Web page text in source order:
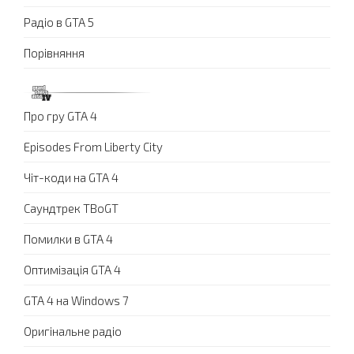
Радіо в GTA 5
Порівняння
Про гру GTA 4
Episodes From Liberty City
Чіт-коди на GTA 4
Саундтрек TBoGT
Помилки в GTA 4
Оптимізація GTA 4
GTA 4 на Windows 7
Оригінальне радіо